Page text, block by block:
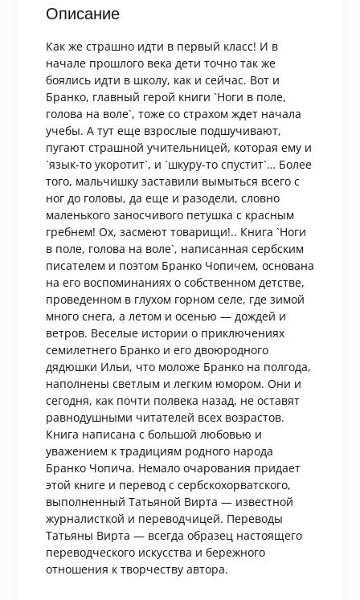
Описание
Как же страшно идти в первый класс! И в
начале прошлого века дети точно так же
боялись идти в школу, как и сейчас. Вот и
Бранко, главный герой книги `Ноги в поле,
голова на воле`, тоже со страхом ждет начала
учебы. А тут еще взрослые подшучивают,
пугают страшной учительницей, которая ему и
`язык-то укоротит`, и `шкуру-то спустит`… Более
того, мальчишку заставили вымыться всего с
ног до головы, да еще и разодели, словно
маленького заносчивого петушка с красным
гребнем! Ох, засмеют товарищи!.. Книга `Ноги
в поле, голова на воле`, написанная сербским
писателем и поэтом Бранко Чопичем, основана
на его воспоминаниях о собственном детстве,
проведенном в глухом горном селе, где зимой
много снега, а летом и осенью — дождей и
ветров. Веселые истории о приключениях
семилетнего Бранко и его двоюродного
дядюшки Ильи, что моложе Бранко на полгода,
наполнены светлым и легким юмором. Они и
сегодня, как почти полвека назад, не оставят
равнодушными читателей всех возрастов.
Книга написана с большой любовью и
уважением к традициям родного народа
Бранко Чопича. Немало очарования придает
этой книге и перевод с сербскохорватского,
выполненный Татьяной Вирта — известной
журналисткой и переводчицей. Переводы
Татьяны Вирта — всегда образец настоящего
переводческого искусства и бережного
отношения к творчеству автора.